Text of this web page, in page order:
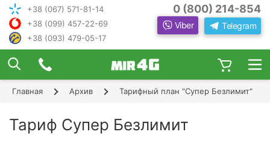
+38 (067) 571-81-14
+38 (099) 457-22-69
+38 (093) 479-05-17
0 (800) 214-854
Viber Telegram
Главная Архив Тарифный план "Супер Безлимит"
Тариф Супер Безлимит
ПОДОБРАТЬ ИНТЕРНЕТ С ИН
ЖЕНЕРОМ-
КОНСУЛЬТАНТОМ
Чтобы выбрать лучшего оператора и
оборудование, ответьте, пожалуйста, на
следую
щие вопросы:
×
Шаг 1